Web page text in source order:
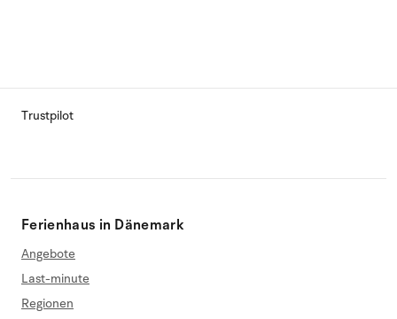
Trustpilot
Ferienhaus in Dänemark
Angebote
Last-minute
Regionen